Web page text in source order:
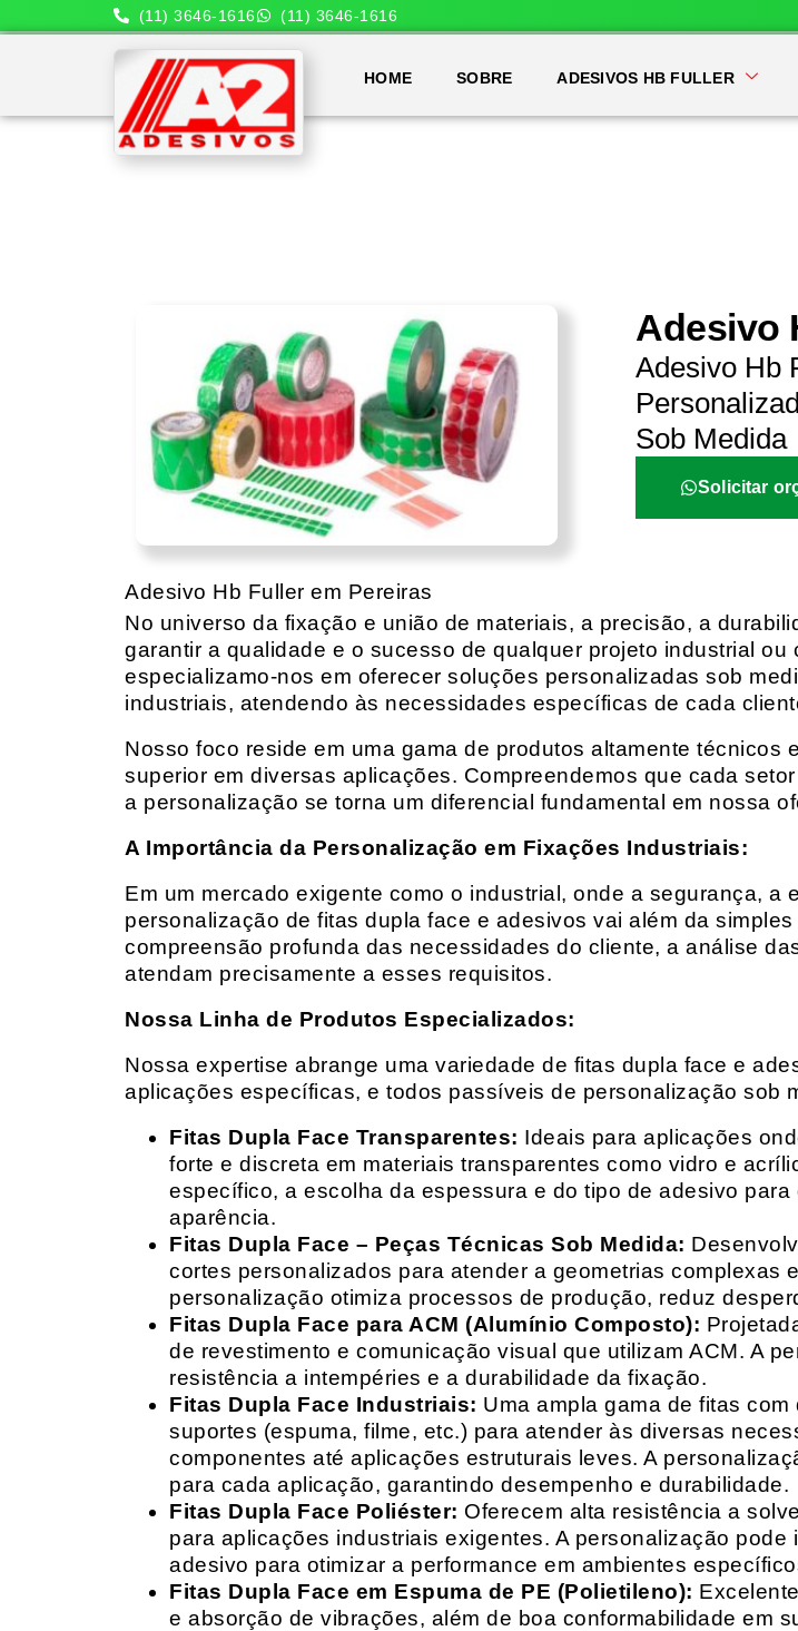
(11) 3646-1616 (11) 3646-1616
HOME SOBRE ADESIVOS HB FULLER
Adesivo
Adesivo Hb
Sob Medida
Solicitar
Adesivo Hb Fuller em Pereiras
No universo da fixação e união de materiais, a precisão, a
garantir a qualidade e o sucesso de qualquer projeto industrial ou
especializamo-nos em oferecer soluções personalizadas sob
industriais, atendendo às necessidades específicas de cada
Nosso foco reside em uma gama de produtos altamente técnicos
superior em diversas aplicações. Compreendemos que cada
a personalização se torna um diferencial fundamental em nossa
A Importância da Personalização em Fixações Industriais:
Em um mercado exigente como o industrial, onde a segurança, a
personalização de fitas dupla face e adesivos vai além da
compreensão profunda das necessidades do cliente, a análise
atendam precisamente a esses requisitos.
Nossa Linha de Produtos Especializados:
Nossa expertise abrange uma variedade de fitas dupla face e
aplicações específicas, e todos passíveis de personalização sob
Fitas Dupla Face Transparentes: Ideais para aplicações
forte e discreta em materiais transparentes como vidro e
específico, a escolha da espessura e do tipo de adesivo
aparência.
Fitas Dupla Face – Peças Técnicas Sob Medida:
cortes personalizados para atender a geometrias complexas
personalização otimiza processos de produção, reduz
Fitas Dupla Face para ACM (Alumínio Composto):
de revestimento e comunicação visual que utilizam ACM. A
resistência a intempéries e a durabilidade da fixação.
Fitas Dupla Face Industriais: Uma ampla gama de fitas
suportes (espuma, filme, etc.) para atender às diversas
componentes até aplicações estruturais leves. A
para cada aplicação, garantindo desempenho e durabilidade.
Fitas Dupla Face Poliéster: Oferecem alta resistência a
para aplicações industriais exigentes. A personalização
adesivo para otimizar a performance em ambientes
Fitas Dupla Face em Espuma de PE (Polietileno):
e absorção de vibrações, além de boa conformabilidade em